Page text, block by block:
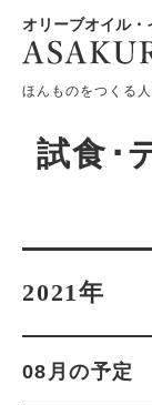
オリーブオイル・
ほんものをつくる
変更確認プレビ
試食･
2021年
08月の予定